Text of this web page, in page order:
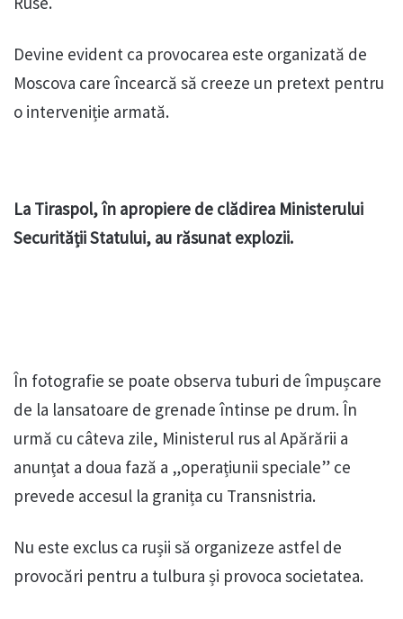
Devine evident ca provocarea este organizată de
Moscova care încearcă să creeze un pretext pentru
o interveniție armată.
La Tiraspol, în apropiere de clădirea Ministerului
Securității Statului, au răsunat explozii.
În fotografie se poate observa tuburi de împușcare
de la lansatoare de grenade întinse pe drum. În
urmă cu câteva zile, Ministerul rus al Apărării a
anunțat a doua fază a „operațiunii speciale” ce
prevede accesul la granița cu Transnistria.
Nu este exclus ca rușii să organizeze astfel de
provocări pentru a tulbura și provoca societatea.